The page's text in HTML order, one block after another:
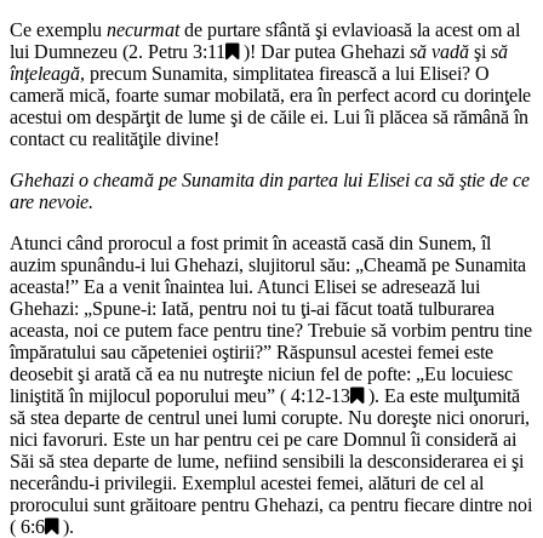
Ce exemplu necurmatde purtare sfântă şi evlavioasă la acest om al
lui Dumnezeu (2. Petru 3:11 )! Dar putea Ghehazi să vadă şi să
înţeleagă, precum Sunamita, simplitatea firească a lui Elisei? O
cameră mică, foarte sumar mobilată, era în perfect acord cu dorinţele
acestui om despărţit de lume şi de căile ei. Lui îi plăcea să rămână în
contact cu realităţile divine!
Ghehazi o cheamă pe Sunamita din partea lui Elisei ca să ştie de ce
are nevoie.
Atunci când prorocul a fost primit în această casă din Sunem, îl
auzim spunându-i lui Ghehazi, slujitorul său: „Cheamă pe Sunamita
aceasta!” Ea a venit înaintea lui. Atunci Elisei se adresează lui
Ghehazi: „Spune-i: Iată, pentru noi tu ţi-ai făcut toată tulburarea
aceasta, noi ce putem face pentru tine? Trebuie să vorbim pentru tine
împăratului sau căpeteniei oştirii?” Răspunsul acestei femei este
deosebit şi arată că ea nu nutreşte niciun fel de pofte: „Eu locuiesc
liniştită în mijlocul poporului meu” ( 4:12-13
). Ea este mulţumită
să stea departe de centrul unei lumi corupte. Nu doreşte nici onoruri,
nici favoruri. Este un har pentru cei pe care Domnul îi consideră ai
Săi să stea departe de lume, nefiind sensibili la desconsiderarea ei şi
necerându-i privilegii. Exemplul acestei femei, alături de cel al
prorocului sunt grăitoare pentru Ghehazi, ca pentru fiecare dintre noi
( 6:6
).